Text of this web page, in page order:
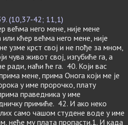
(10,37-42; 11,1)
већма него мене, није мене
кћер већма него мене, није
узме крст свој и не пође за мном,
чува живот свој, изгубиће га, а
ради, наћи ће га. 40. Који вас
мене, прима Онога који ме је
у име пророчко, плату
праведника у име
примиће. 42. И ако неко
само чашом студене воде у име
неће му плата пропасти.1. И када